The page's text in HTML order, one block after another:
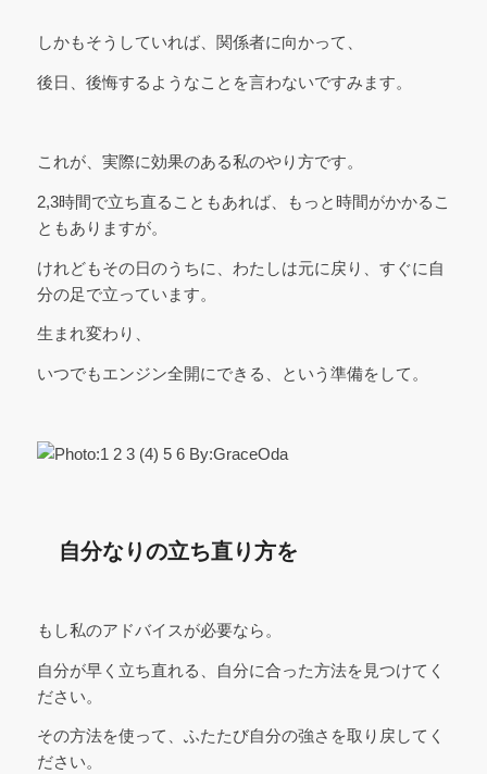
しかもそうしていれば、関係者に向かって、
後日、後悔するようなことを言わないですみます。
これが、実際に効果のある私のやり方です。
2,3時間で立ち直ることもあれば、もっと時間がかかるこ
ともありますが。
けれどもその日のうちに、わたしは元に戻り、すぐに自
分の足で立っています。
生まれ変わり、
いつでもエンジン全開にできる、という準備をして。
自分なりの立ち直り方を
もし私のアドバイスが必要なら。
自分が早く立ち直れる、自分に合った方法を見つけてく
ださい。
その方法を使って、ふたたび自分の強さを取り戻してく
ださい。